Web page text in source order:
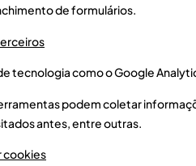
de formulários.
tecnologia como o Google
podem coletar
antes, entre outras.
cookies